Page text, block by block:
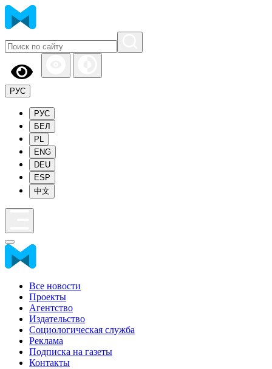
РУС
РУС
БЕЛ
PL
ENG
DEU
ESP
中文
Все новости
Проекты
Агентство
Издательство
Социологическая служба
Реклама
Подписка на газеты
Контакты